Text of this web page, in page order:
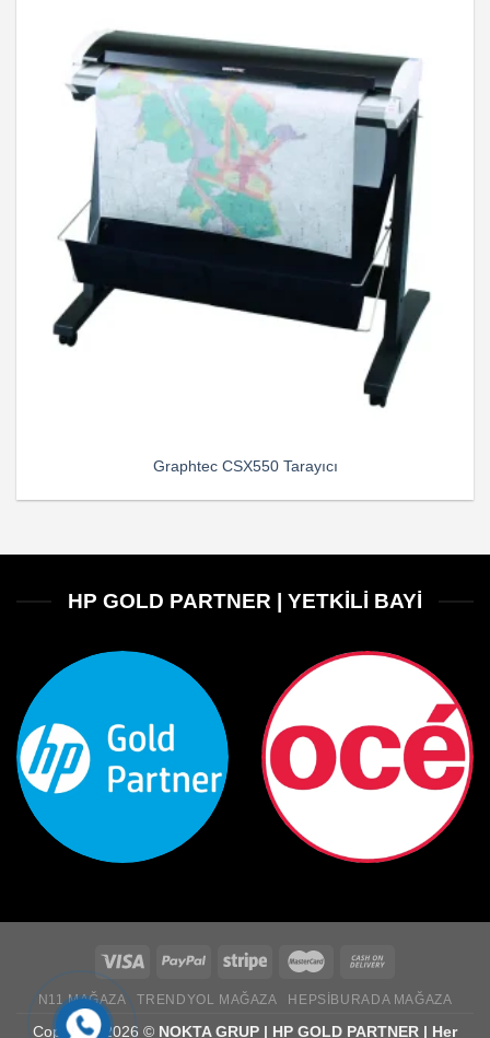
Graphtec CSX550 Tarayıcı
HP GOLD PARTNER | YETKİLİ BAYİ
N11 MAĞAZA TRENDYOL MAĞAZA HEPSIBURADA MAĞAZA
Copyright 2026 © NOKTA GRUP | HP GOLD PARTNER | Her